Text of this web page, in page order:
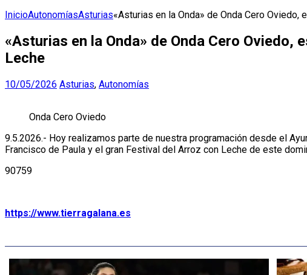
InicioAutonomíasAsturias«Asturias en la Onda» de Onda Cero
«Asturias en la Onda» de Onda Cero
Leche
10/05/2026 Asturias, Autonomías
Onda Cero Oviedo
9.5.2026.- Hoy realizamos parte de nuestra programación desde el
Francisco de Paula y el gran Festival del Arroz con Leche de este
90759
https://www.tierragalana.es